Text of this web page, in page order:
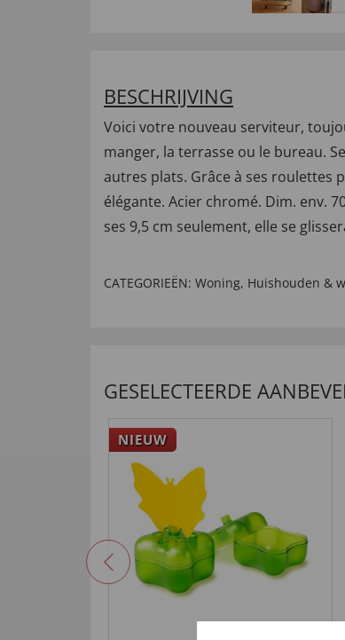
BESCHRIJVING
Voici votre nouveau serviteur,
manger, la terrasse ou le bureau.
autres plats. Grâce à ses roulettes
élégante. Acier chromé. Dim. env.
ses 9,5 cm seulement, elle se
CATEGORIEËN: Woning, Huishouden &
GESELECTEERDE
NIEUW